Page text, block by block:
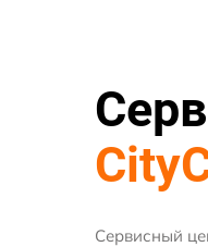
Сервисный